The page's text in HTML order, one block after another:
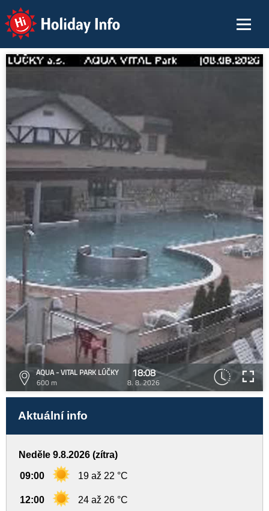
Holiday Info
AQUA - VITAL PARK LÚČKY
600 m
18:08
8. 8. 2026
Aktuální info
Neděle 9.8.2026 (zítra)
09:00 19 až 22 °C
12:00 24 až 26 °C